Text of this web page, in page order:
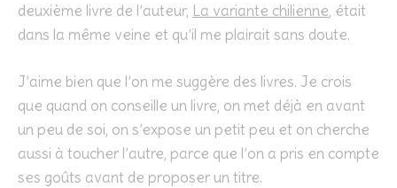
deuxième livre de l’auteur, La variante chilienne, était
dans la même veine et qu’il me plairait sans doute.
J’aime bien que l’on me suggère des livres. Je crois
que quand on conseille un livre, on met déjà en avant
un peu de soi, on s’expose un petit peu et on cherche
aussi à toucher l’autre, parce que l’on a pris en compte
ses goûts avant de proposer un titre.